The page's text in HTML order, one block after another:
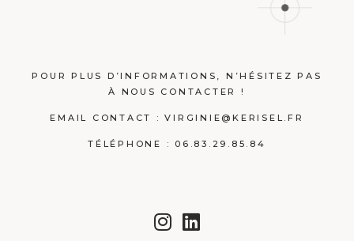
POUR PLUS D’INFORMATIONS, N’HÉSITEZ PAS
À NOUS CONTACTER !
EMAIL CONTACT :VIRGINIE@KERISEL.FR
TÉLÉPHONE : 06.83.29.85.84